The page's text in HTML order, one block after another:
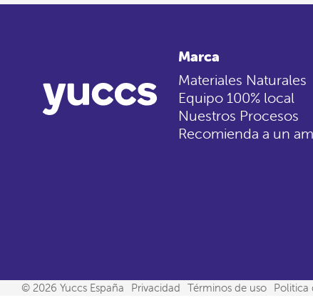
Marca
Materiales Naturales
Equipo 100% local
Nuestros Procesos
Recomienda a un
© 2026 Yuccs España Privacidad Términos de uso Politica